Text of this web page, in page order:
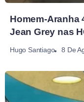
Homem-Aranha
Jean Grey nas
Hugo Santiago 8 De